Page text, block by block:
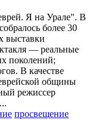
Я на Урале". В
более 30
выставки
— реальные
поколений;
В качестве
общины
режиссер
просвещение